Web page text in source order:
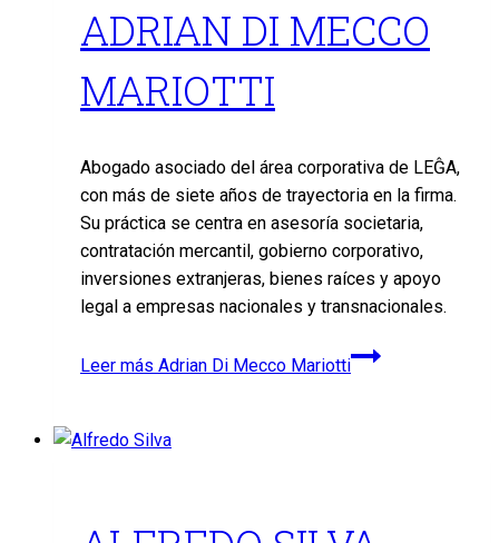
ADRIAN DI MECCO
MARIOTTI
Abogado asociado del área corporativa de LEĜA,
con más de siete años de trayectoria en la firma.
Su práctica se centra en asesoría societaria,
contratación mercantil, gobierno corporativo,
inversiones extranjeras, bienes raíces y apoyo
legal a empresas nacionales y transnacionales.
Leer más Adrian Di Mecco Mariotti